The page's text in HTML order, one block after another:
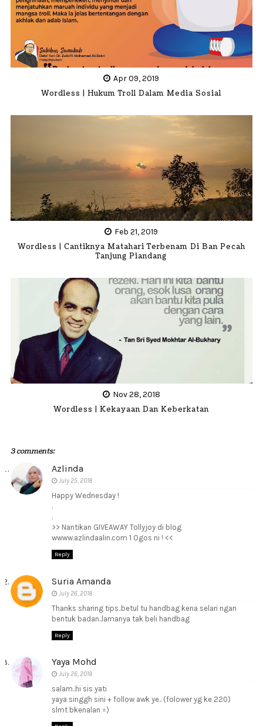
Apr 09, 2019
Wordless | Hukum Troll Dalam Media Sosial
Feb 21, 2019
Wordless | Cantiknya Matahari Terbenam Di Ban Pecah
Tanjung Piandang
Nov 28, 2018
Wordless | Kekayaan Dan Keberkatan
3 comments:
Azlinda
July 25, 2018
Happy Wednesday !
.
.
>> Nantikan GIVEAWAY Tollyjoy di blog
wwww.azlindaalin.com 1 Ogos ni ! <<
Reply
Suria Amanda
July 26, 2018
Thanks sharing tips..betul tu handbag kena selari ngan
bentuk badan..lamanya tak beli handbag
Reply
Yaya Mohd
July 26, 2018
salam..hi sis yati
yaya singgh sini + follow awk ye.. (folower yg ke 220)
slmt bkenalan =)